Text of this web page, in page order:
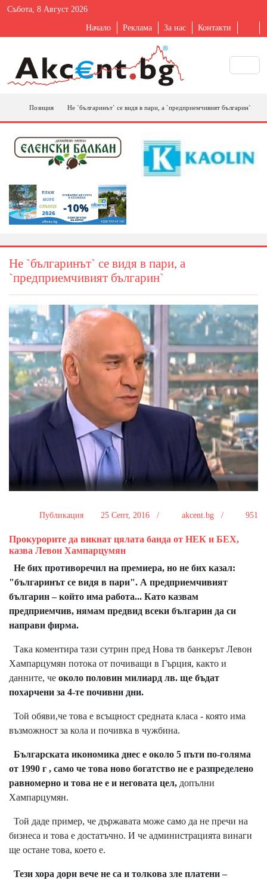
Събота, 8 Август 2026
Начало Реклама За нас Контакти
Позиция Не `българинът` се видя в пари, а `предприемчивият българин`
Не `българинът` се видя в пари, а
`предприемчивият българин`
Публикация 25 Септ, 2016 / akcent.bg / 951
Прокурорите да викнат цялата банда от НЕК и БЕХ,
казва Левон Хампарцумян
Не бих противоречил на премиера, но не бих казал:
"българинът се видя в пари". А предприемчивият
българин – който има работа... Като казвам
предприемчив, нямам предвид всеки българин да си
направи фирма.
Така коментира тази сутрин пред Нова тв банкерът Левон
Хампарцумян потока от почиващи в Гърция, както и
данните, че около половин милиард лв. ще бъдат
похарчени за 4-те почивни дни.
Той обяви,че това е всъщност средната класа - която има
възможност за кола и почивка в чужбина.
Българската икономика днес е около 5 пъти по-голяма
от 1990 г , само че това ново богатство не е разпределено
равномерно и това не е и неговата цел, допълни
Хампарцумян.
Той даде пример, че държавата може само да не пречи на
бизнеса и това е достатъчно. И че администрацията винаги
ще остане това, което е.
Тези хора дори вече не са и толкова зле платени –